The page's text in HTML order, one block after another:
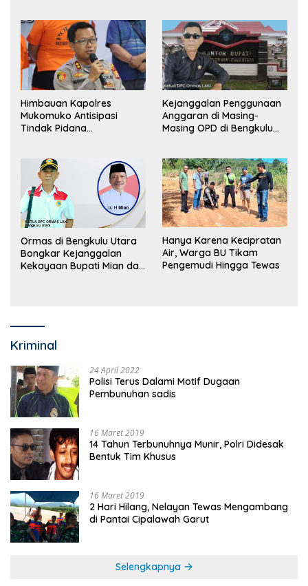
Himbauan Kapolres
Mukomuko Antisipasi
Tindak Pidana
Kejanggalan Penggunaan
Anggaran di Masing-
Masing OPD di Bengkulu
Ormas di Bengkulu Utara
Bongkar Kejanggalan
Kekayaan Bupati Mian dan
Hanya Karena Kecipratan
Air, Warga BU Tikam
Pengemudi Hingga Tewas
Kriminal
24 April 2022
Polisi Terus Dalami Motif Dugaan
Pembunuhan sadis
16 Maret 2019
14 Tahun Terbunuhnya Munir, Polri Didesak
Bentuk Tim Khusus
16 Maret 2019
2 Hari Hilang, Nelayan Tewas Mengambang
di Pantai Cipalawah Garut
Selengkapnya